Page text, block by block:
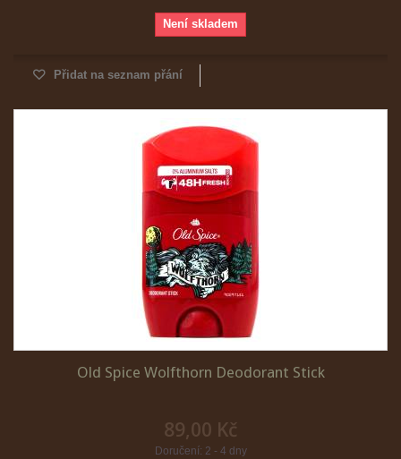
Není skladem
Přidat na seznam přání
Old Spice Wolfthorn Deodorant Stick
89,00 Kč
Doručení: 2 - 4 dny